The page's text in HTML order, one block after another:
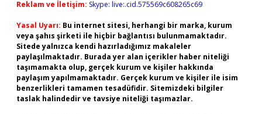
Reklam ve İletişim: Skype: live:.cid.575569c608265c69
Yasal Uyarı: Bu internet sitesi, herhangi bir marka, kurum
veya şahıs şirketi ile hiçbir bağlantısı bulunmamaktadır.
Sitede yalnızca kendi hazırladığımız makaleler
paylaşılmaktadır. Burada yer alan içerikler haber niteliği
taşımamakta olup, gerçek kurum ve kişiler hakkında
paylaşım yapılmamaktadır. Gerçek kurum ve kişiler ile isim
benzerlikleri tamamen tesadüfidir. Sitemizdeki bilgiler
taslak halindedir ve tavsiye niteliği taşımazlar.